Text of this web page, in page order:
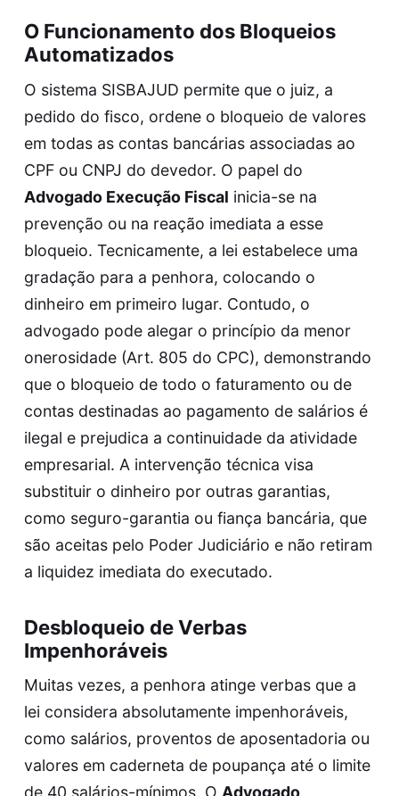
O Funcionamento dos Bloqueios
Automatizados
O sistema SISBAJUD permite que o juiz, a
pedido do fisco, ordene o bloqueio de valores
em todas as contas bancárias associadas ao
CPF ou CNPJ do devedor. O papel do
Advogado Execução Fiscal inicia-se na
prevenção ou na reação imediata a esse
bloqueio. Tecnicamente, a lei estabelece uma
gradação para a penhora, colocando o
dinheiro em primeiro lugar. Contudo, o
advogado pode alegar o princípio da menor
onerosidade (Art. 805 do CPC), demonstrando
que o bloqueio de todo o faturamento ou de
contas destinadas ao pagamento de salários é
ilegal e prejudica a continuidade da atividade
empresarial. A intervenção técnica visa
substituir o dinheiro por outras garantias,
como seguro-garantia ou fiança bancária, que
são aceitas pelo Poder Judiciário e não retiram
a liquidez imediata do executado.
Desbloqueio de Verbas
Impenhoráveis
Muitas vezes, a penhora atinge verbas que a
lei considera absolutamente impenhoráveis,
como salários, proventos de aposentadoria ou
valores em caderneta de poupança até o limite